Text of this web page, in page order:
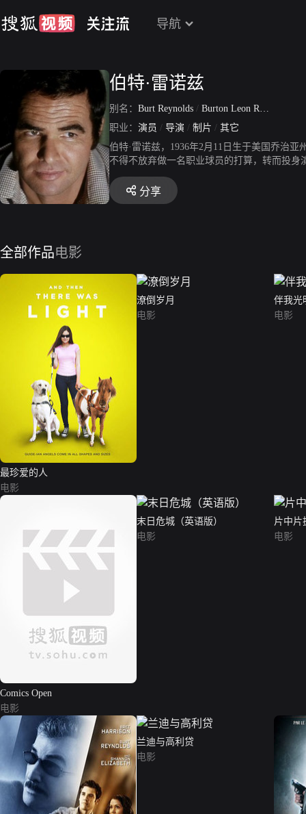
导航
伯特·雷诺兹
别名： Burt Reynolds / Burton Leon Reynolds Jr·
职业： 演员 / 导演 / 制片 / 其它
伯特·雷诺兹，1936年2月11日生于美国乔治
不得不放弃做一名职业球员的打算，转而投身
年以一张刊登在全球性杂志上的裸照打响知
年代曾重返电视圈，成绩不错。1997年因出演
婚姻，但均以离婚收场。
分享
全部作品电影
最珍爱的人
电影
潦倒岁月
电影
伴我光
电影
Comics Open
电影
末日危城（英语版）
电影
片中片
电影
兰迪与高利贷
电影